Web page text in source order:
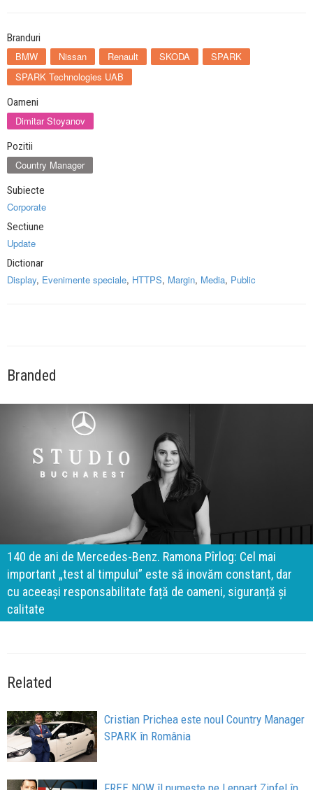
Branduri
BMW Nissan Renault SKODA
SPARK
SPARK Technologies UAB
Oameni
Dimitar Stoyanov
Pozitii
Country Manager
Subiecte
Corporate
Sectiune
Update
Dictionar
Display, Evenimente speciale, HTTPS, Margin, Media, Public
Branded
140 de ani de Mercedes-Benz. Ramona Pîrlog: Cel mai
important „test al timpului” este să inovăm constant, dar
cu aceeași responsabilitate față de oameni, siguranță și
calitate
Related
Cristian Prichea este noul Country Manager
SPARK în România